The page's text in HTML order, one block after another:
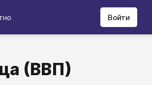
Войти
(ВВП)